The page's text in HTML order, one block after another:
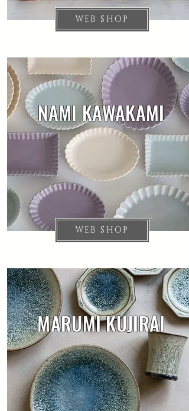
WEB SHOP
NAMI KAWAKAMI
WEB SHOP
MARUMI KUJIRAI